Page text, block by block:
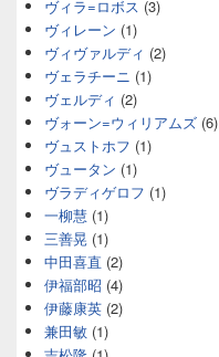
ヴィラ=ロボス (3)
ヴィレーン (1)
ヴィヴァルディ (2)
ヴェラチーニ (1)
ヴェルディ (2)
ヴォーン=ウィリアムズ (6)
ヴュストホフ (1)
ヴュータン (1)
ヴラディゲロフ (1)
一柳慧 (1)
三善晃 (1)
中田喜直 (2)
伊福部昭 (4)
伊藤康英 (2)
兼田敏 (1)